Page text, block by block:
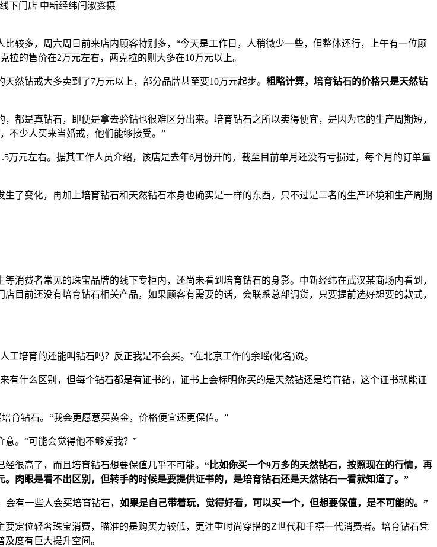
多，周六周日前来店内顾客特别多，“今天是工作日，人稍微少一些，但整体还行，上午有一位顾
的售价在2万元左右，两克拉的则大多在10万元以上。
钻戒大多卖到了7万元以上，部分品牌甚至要10万元起步。 粗略计算，培育钻石的价格只是天然钻
是真钻石，即便是拿去验钻也很难区分出来。培育钻石之所以卖得便宜，是因为它的生产周期短，
不少人买来当婚戒，他们能够接受。”
元左右。据其工作人员介绍，该店是去年6月份开的，截至目前单月还没有亏损过，每个月的订单量
变化，再加上培育钻石和天然钻石本身也确实是一样的东西，只不过是二者的生产环境和生产周期
费者常见的珠宝品牌的线下专柜内，还尚未看到培育钻石的身影。中新经纬在武汉某商场内看到，
目前还没有培育钻石相关产品，如果顾客有需要的话，会联系总部调货，只要提前选好想要的款式，
培育的还能叫钻石吗？反正我是不会买。”在北京工作的余瑶(化名)说。
什么区别，但每个钻石都是有证书的，证书上会标明你买的是天然钻还是培育钻，这个证书就能证
钻石。“我会更愿意买黄金，价格便宜还更保值。”
。“可能会觉得他不够爱我？”
很高了，而且培育钻石想要保值几乎不可能。 “比如你买一个9万多的天然钻石，按照现在的行情，再
肉眼是看不出区别，但转手的时候是要提供证书的，是培育钻石还是天然钻石一看就知道了。”
有一些人会买培育钻石， 如果是自己带着玩，觉得好看，可以买一个，但想要保值，是不可能的。”
位轻奢珠宝消费，瞄准的是购买力较低，更注重时尚穿搭的Z世代和千禧一代消费者。培育钻石凭
度有巨大提升空间。